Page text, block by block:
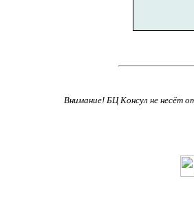
Внимание! БЦ Консул не несёт